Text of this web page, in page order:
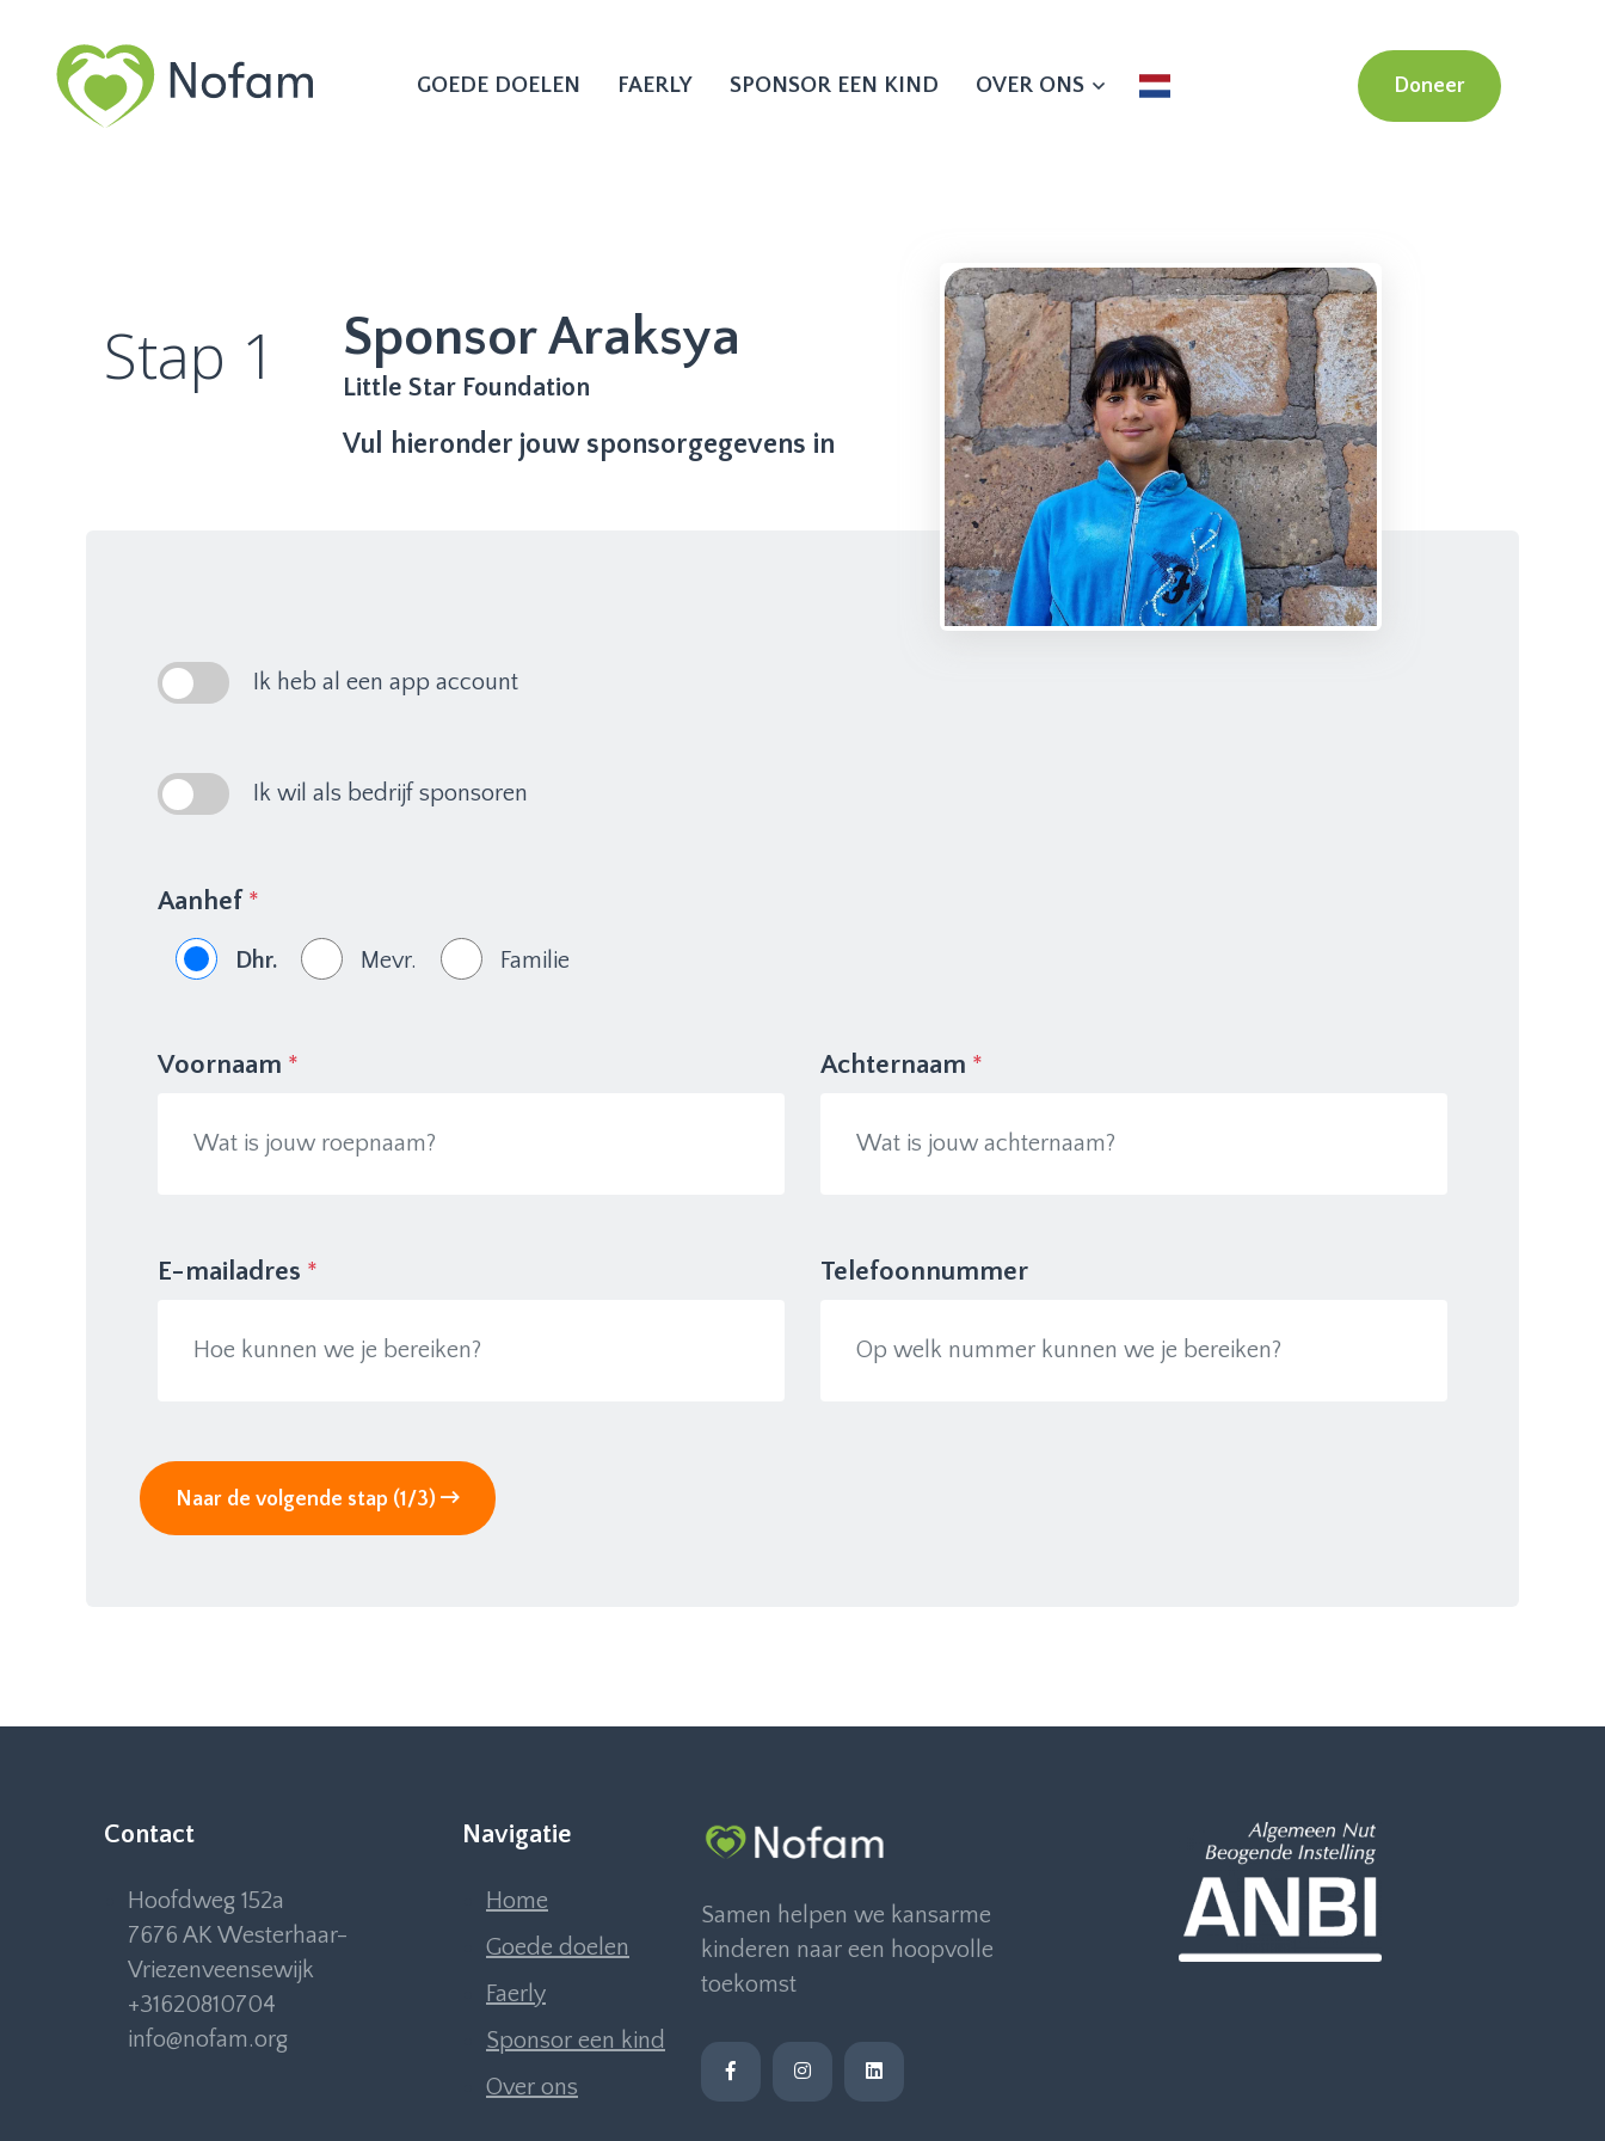
GOEDE DOELEN FAERLY SPONSOR EEN KIND OVER ONS Doneer
Stap 1 Sponsor Araksya
Little Star Foundation
Vul hieronder jouw sponsorgegevens in
Ik heb al een app account
Ik wil als bedrijf sponsoren
Aanhef *
Dhr. Mevr. Familie
Voornaam * Achternaam *
E-mailadres * Telefoonnummer
Naar de volgende stap (1/3)
Contact
Hoofdweg 152a
7676 AK Westerhaar-
Vriezenveensewijk
+31620810704
info@nofam.org
Navigatie
Home
Goede doelen
Faerly
Sponsor een kind
Over ons
Samen helpen we kansarme
kinderen naar een hoopvolle
toekomst